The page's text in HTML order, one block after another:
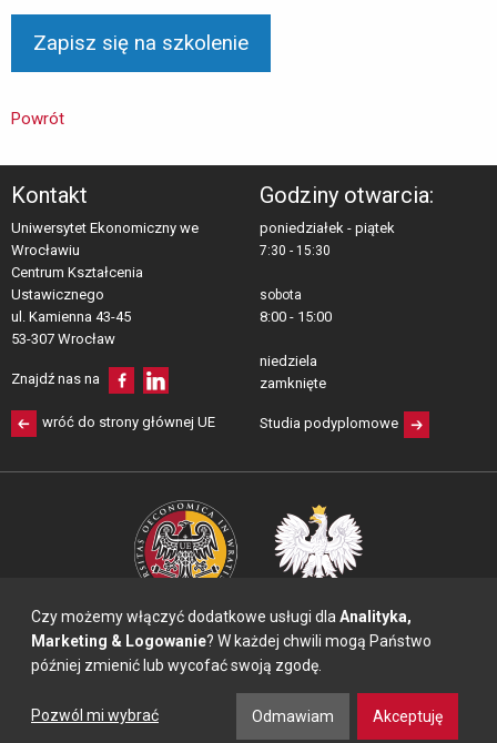
Powrót
Kontakt
Uniwersytet Ekonomiczny we
Wrocławiu
Centrum Kształcenia
Ustawicznego
ul. Kamienna 43-45
53-307 Wrocław
Znajdź nas na
wróć do strony głównej UE
Godziny otwarcia:
poniedziałek - piątek
7:30 - 15:30
sobota
8:00 - 15:00
niedziela
zamknięte
Studia podyplomowe
© 2011-2018 Uniwersytet Ekonomiczny we Wrocławiu
Czy możemy włączyć dodatkowe usługi dla Analityka,
Marketing & Logowanie? W każdej chwili mogą Państwo
później zmienić lub wycofać swoją zgodę.
Pozwól mi wybrać Odmawiam Akceptuję